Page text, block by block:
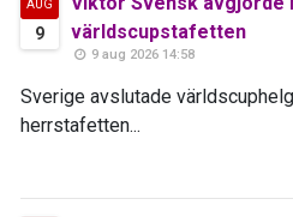
AUG
9
världscupstafetten
9 aug 2026 14:58
Sverige avslutade
herrstafetten...